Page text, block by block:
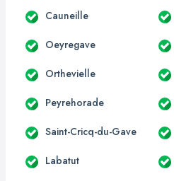
Cauneille
Oeyregave
Orthevielle
Peyrehorade
Saint-Cricq-du-Gave
Labatut